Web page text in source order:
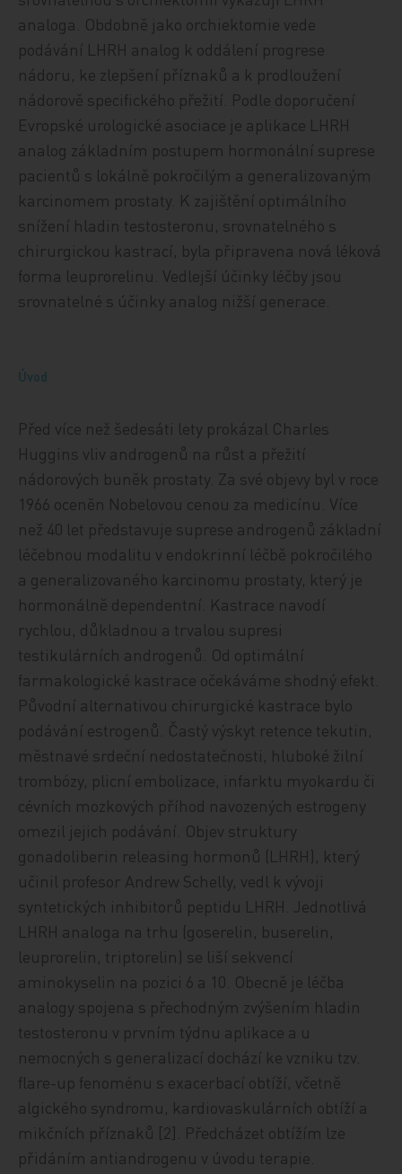
analoga. Obdobně jako orchiektomie vede
podávání LHRH analog k oddálení progrese
nádoru, ke zlepšení příznaků a k prodloužení
nádorově specifického přežití. Podle doporučení
Evropské urologické asociace je aplikace LHRH
analog základním postupem hormonální suprese
pacientů s lokálně pokročilým a generalizovaným
karcinomem prostaty. K zajištění optimálního
snížení hladin testosteronu, srovnatelného s
chirurgickou kastrací, byla připravena nová léková
forma leuprorelinu. Vedlejší účinky léčby jsou
srovnatelné s účinky analog nižší generace.
Úvod
Před více než šedesáti lety prokázal Charles
Huggins vliv androgenů na růst a přežití
nádorových buněk prostaty. Za své objevy byl v roce
1966 oceněn Nobelovou cenou za medicínu. Více
než 40 let představuje suprese androgenů základní
léčebnou modalitu v endokrinní léčbě pokročilého
a generalizovaného karcinomu prostaty, který je
hormonálně dependentní. Kastrace navodí
rychlou, důkladnou a trvalou supresi
testikulárních androgenů. Od optimální
farmakologické kastrace očekáváme shodný efekt.
Původní alternativou chirurgické kastrace bylo
podávání estrogenů. Častý výskyt retence tekutin,
městnavé srdeční nedostatečnosti, hluboké žilní
trombózy, plicní embolizace, infarktu myokardu či
cévních mozkových příhod navozených estrogeny
omezil jejich podávání. Objev struktury
gonadoliberin releasing hormonů (LHRH), který
učinil profesor Andrew Schelly, vedl k vývoji
syntetických inhibitorů peptidu LHRH. Jednotlivá
LHRH analoga na trhu (goserelin, buserelin,
leuprorelin, triptorelin) se liší sekvencí
aminokyselin na pozici 6 a 10. Obecně je léčba
analogy spojena s přechodným zvýšením hladin
testosteronu v prvním týdnu aplikace a u
nemocných s generalizací dochází ke vzniku tzv.
flare-up fenoménu s exacerbací obtíží, včetně
algického syndromu, kardiovaskulárních obtíží a
mikčních příznaků [2]. Předcházet obtížím lze
přidáním antiandrogenu v úvodu terapie.